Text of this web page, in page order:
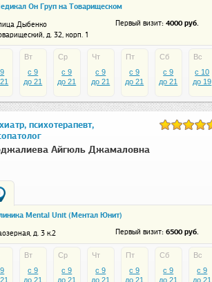
Он Груп на Товарищеском
Дыбенко
д. 32, корп. 1
Первый визит: 4000 руб.
Вт
c 9
до 21
Ср
c 9
до 21
Чт
c 9
до 21
Пт
c 9
до 21
Сб
c 9
до 21
Вс
c 10
до 19
психотерапевт,
Айгюль Джамаловна
Mental Unit (Ментал Юнит)
д. 3 к.2 Первый визит: 6500 руб.
Вт
c 9
до 21
Ср
c 9
до 21
Чт
c 9
до 21
Пт
c 9
до 21
Сб
c 9
до 21
Вс
c 9
до 21